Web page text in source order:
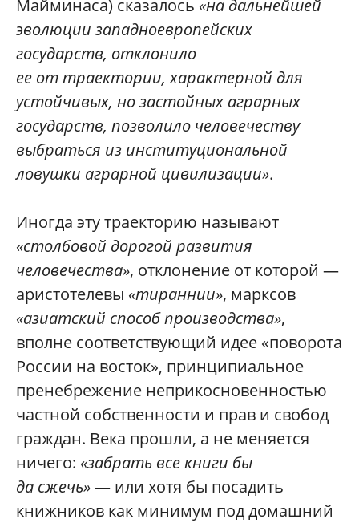
Майминаса) сказалось «на дальнейшей
эволюции западноевропейских
государств, отклонило
ее от траектории, характерной для
устойчивых, но застойных аграрных
государств, позволило человечеству
выбраться из институциональной
ловушки аграрной цивилизации».
Иногда эту траекторию называют
«столбовой дорогой развития
человечества», отклонение от которой —
аристотелевы «тираннии», марксов
«азиатский способ производства»,
вполне соответствующий идее «поворота
России на восток», принципиальное
пренебрежение неприкосновенностью
частной собственности и прав и свобод
граждан. Века прошли, а не меняется
ничего: «забрать все книги бы
да сжечь»— или хотя бы посадить
книжников как минимум под домашний